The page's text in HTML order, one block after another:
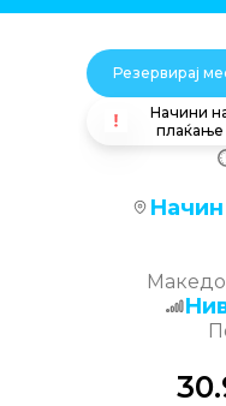
Резервирај
Начини
плаќање